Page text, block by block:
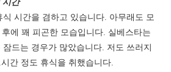
시간
시간을 겸하고 있습니다. 아무래도 모
에 꽤 피곤한 모습입니다. 실베스타는
드는 경우가 많았습니다. 저도 쓰러지
간 정도 휴식을 취했습니다.